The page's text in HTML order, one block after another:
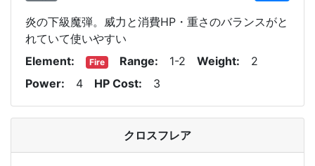
炎の下級魔弾。威力と消費HP・重さのバランスがと
れていて使いやすい
Element
Fire Range 1-2 Weight
2
Power
4 HP Cost 3
クロスフレア